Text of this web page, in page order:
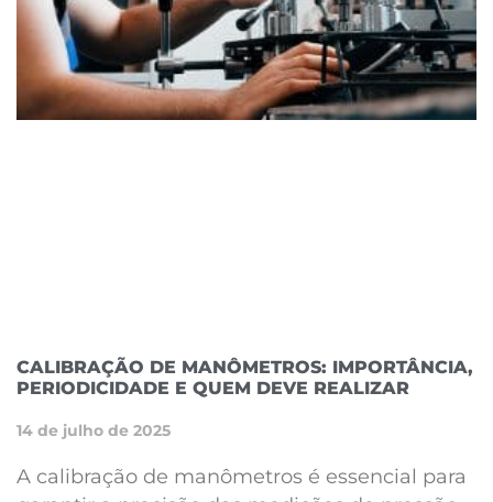
CALIBRAÇÃO DE MANÔMETROS: IMPORTÂNCIA,
PERIODICIDADE E QUEM DEVE REALIZAR
14 de julho de 2025
A calibração de manômetros é essencial para